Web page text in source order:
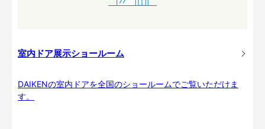
室内ドア展示ショールーム
DAIKENの室内ドアを全国のショールームでご覧いただけま
す。